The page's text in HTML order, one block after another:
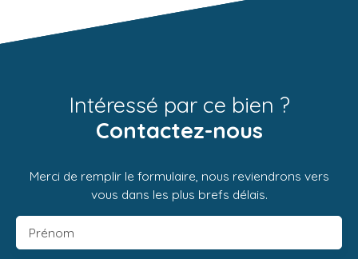
Intéressé par ce bien ?
Contactez-nous
Merci de remplir le formulaire, nous reviendrons vers
vous dans les plus brefs délais.
Prénom